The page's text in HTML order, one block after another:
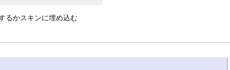
るかスキンに埋め込む